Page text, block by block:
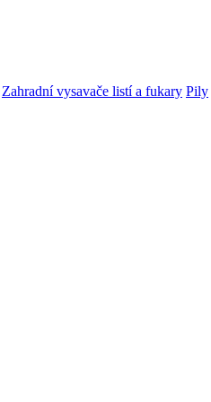
Zahradní vysavače listí a fukary Pily